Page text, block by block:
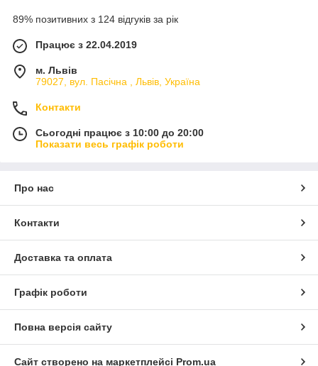
89% позитивних з 124 відгуків за рік
Працює з 22.04.2019
м. Львів
79027, вул. Пасічна , Львів, Україна
Контакти
Сьогодні працює з 10:00 до 20:00
Показати весь графік роботи
Про нас
Контакти
Доставка та оплата
Графік роботи
Повна версія сайту
Сайт створено на маркетплейсі Prom.ua